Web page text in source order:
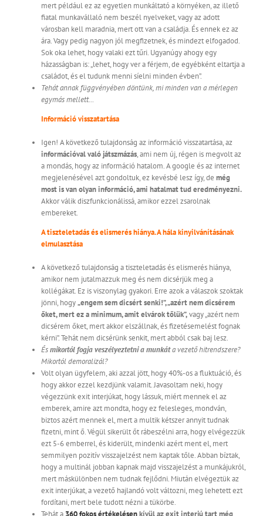
mert például ez az egyetlen munkáltató a környéken, az illető
fiatal munkavállaló nem beszél nyelveket, vagy az adott
városban kell maradnia, mert ott van a családja. És ennek ez az
ára. Vagy pedig nagyon jól megfizetnek, és mindezt elfogadod.
Sok oka lehet, hogy valaki ezt tűri. Ugyanúgy ahogy egy
házasságban is: „lehet, hogy ver a férjem, de egyébként eltartja a
családot, és el tudunk menni síelni minden évben”.
Tehát annak függvényében döntünk, mi minden van a mérlegen
egymás mellett…
Információ visszatartása
Igen! A következő tulajdonság az információ visszatartása, az
információval való játszmázás, ami nem új, régen is megvolt az
a mondás, hogy az információ hatalom. A google és az internet
megjelenésével azt gondoltuk, ez kevésbé lesz így, de még
most is van olyan információ, ami hatalmat tud eredményezni.
Akkor válik diszfunkcionálissá, amikor ezzel zsarolnak
embereket.
A tiszteletadás és elismerés hiánya. A hála kinyilvánításának
elmulasztása
A következő tulajdonság a tiszteletadás és elismerés hiánya,
amikor nem jutalmazzuk meg és nem dicsérjük meg a
kollégákat. Ez is viszonylag gyakori. Erre azok a válaszok szoktak
jönni, hogy„engem sem dicsért senki!”, „azért nem dicsérem
őket, mert ez a minimum, amit elvárok tőlük”,vagy „azért nem
dicsérem őket, mert akkor elszállnak, és fizetésemelést fognak
kérni”. Tehát nem dicsérünk senkit, mert abból csak baj lesz.
Ésmikortól fogja veszélyeztetni a munkáta vezető hitrendszere?
Mikortól demoralizál?
Volt olyan ügyfelem, aki azzal jött, hogy 40%-os a fluktuáció, és
hogy akkor ezzel kezdjünk valamit. Javasoltam neki, hogy
végezzünk exit interjúkat, hogy lássuk, miért mennek el az
emberek, amire azt mondta, hogy ez felesleges, mondván,
biztos azért mennek el, mert a multik kétszer annyit tudnak
fizetni, mint ő. Végül sikerült őt rábeszélni arra, hogy elvégezzük
ezt 5-6 emberrel, és kiderült, mindenki azért ment el, mert
semmilyen pozitív visszajelzést nem kaptak tőle. Abban bíztak,
hogy a multinál jobban kapnak majd visszajelzést a munkájukról,
mert máskülönben nem tudnak fejlődni. Miután elvégeztük az
exit interjúkat, a vezető hajlandó volt változni, meg lehetett ezt
fordítani, mert bele tudott nézni a tükörbe.